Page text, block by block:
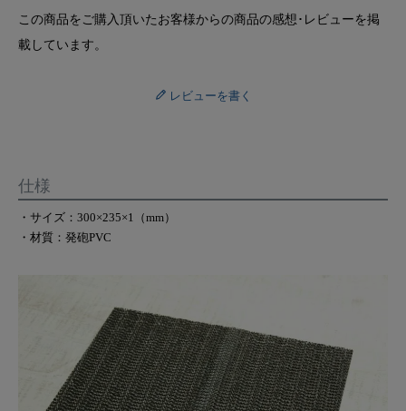
この商品をご購入頂いたお客様からの商品の感想･レビューを掲
載しています。
レビューを書く
仕様
・サイズ：300×235×1（mm）
・材質：発砲PVC